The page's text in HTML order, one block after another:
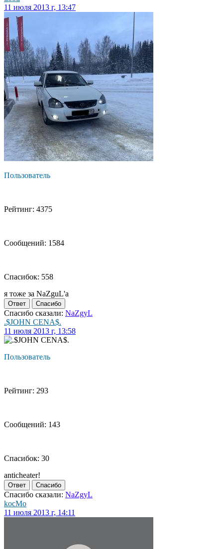
11 июля 2013 г, 13:47
Пользователь
Рейтинг: 4375
Сообщений: 1584
Спасибок: 558
я тоже за NaZguL'a
Ответ Спасибо
Спасибо сказали: NaZgyL
.$JOHN CENA$.
11 июля 2013 г, 13:58
Пользователь
Рейтинг: 293
Сообщений: 143
Спасибок: 30
anticheater!
Ответ Спасибо
Спасибо сказали: NaZgyL
kocMo
11 июля 2013 г, 14:11